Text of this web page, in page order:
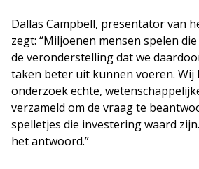
Dallas Campbell, presentator van
zegt: “Miljoenen mensen spelen
de veronderstelling dat we
taken beter uit kunnen voeren. Wij
onderzoek echte,
verzameld om de vraag te
spelletjes die investering waard
het antwoord.”